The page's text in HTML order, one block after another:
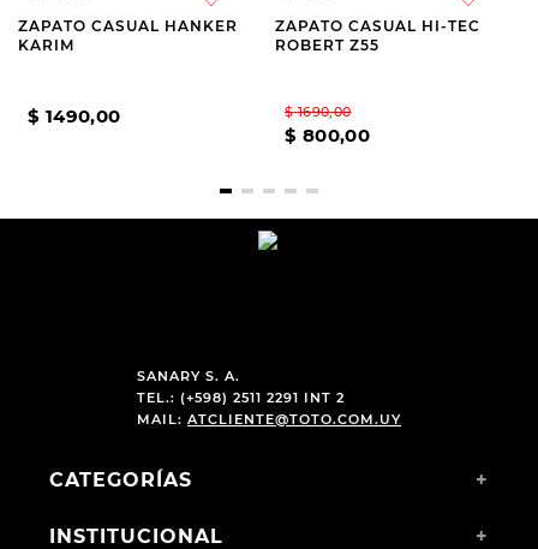
ZAPATO CASUAL HANKER
KARIM
$ 1490,00
ZAPATO CASUAL HI-TEC
ROBERT Z55
$ 1690,00
$ 800,00
SANARY S. A.
TEL.: (+598) 2511 2291 INT 2
MAIL: ATCLIENTE@TOTO.COM.UY
CATEGORÍAS +
INSTITUCIONAL +